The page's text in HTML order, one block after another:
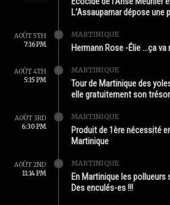
L’Assaupamar dépose une
AOÛT 5TH
7:16 PM
MARTINIQUE
Hermann Rose -Élie …ça va
AOÛT 4TH
5:15 PM
MARTINIQUE
Tour de Martinique des
elle gratuitement son
AOÛT 3RD
6:30 PM
MARTINIQUE
Produit de 1ère nécessité
Martinique
AOÛT 2ND
11:14 PM
MARTINIQUE
En Martinique les
Des enculés-es !!!